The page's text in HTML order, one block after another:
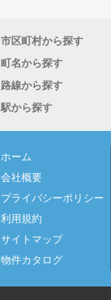
市区町村から探す
町名から探す
路線から探す
駅から探す
ホーム
会社概要
プライバシーポリシー
利用規約
サイトマップ
物件カタログ